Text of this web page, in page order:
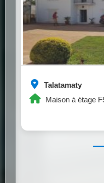
Talatamaty
Maison à étage